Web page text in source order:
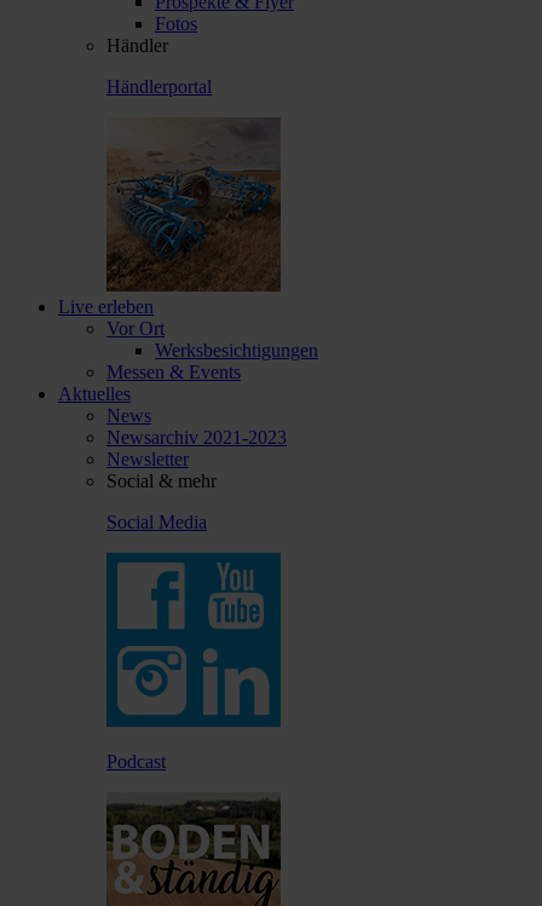
Fotos
Händler
Händlerportal
Live erleben
Vor Ort
Werksbesichtigungen
Messen & Events
Aktuelles
News
Newsarchiv 2021-2023
Newsletter
Social & mehr
Social Media
Podcast